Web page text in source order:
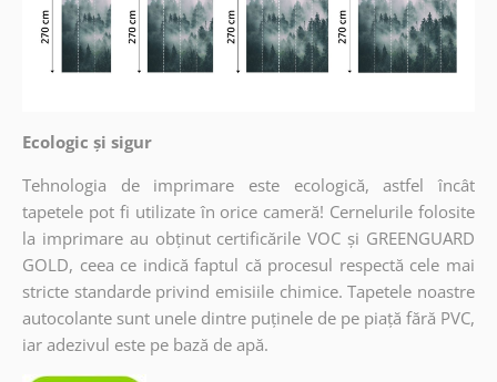
Ecologic și sigur
Tehnologia de imprimare este ecologică, astfel încât
tapetele pot fi utilizate în orice cameră! Cernelurile folosite
la imprimare au obținut certificările VOC și GREENGUARD
GOLD, ceea ce indică faptul că procesul respectă cele mai
stricte standarde privind emisiile chimice. Tapetele noastre
autocolante sunt unele dintre puținele de pe piață fără PVC,
iar adezivul este pe bază de apă.